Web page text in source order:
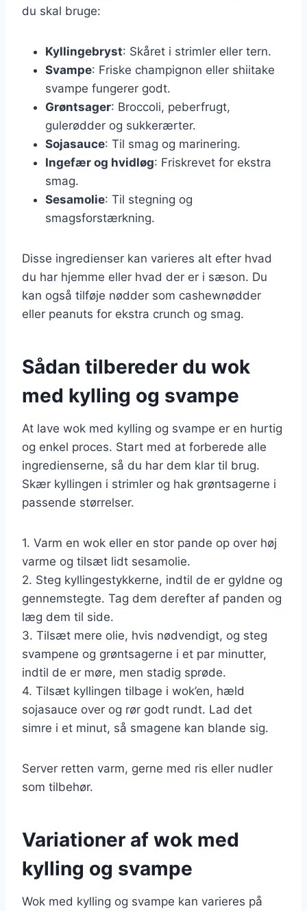
du skal bruge:
Kyllingebryst: Skåret i strimler eller tern.
Svampe: Friske champignon eller shiitake
svampe fungerer godt.
Grøntsager: Broccoli, peberfrugt,
gulerødder og sukkerærter.
Sojasauce: Til smag og marinering.
Ingefær og hvidløg: Friskrevet for ekstra
smag.
Sesamolie: Til stegning og
smagsforstærkning.
Disse ingredienser kan varieres alt efter hvad
du har hjemme eller hvad der er i sæson. Du
kan også tilføje nødder som cashewnødder
eller peanuts for ekstra crunch og smag.
Sådan tilbereder du wok
med kylling og svampe
At lave wok med kylling og svampe er en hurtig
og enkel proces. Start med at forberede alle
ingredienserne, så du har dem klar til brug.
Skær kyllingen i strimler og hak grøntsagerne i
passende størrelser.
1. Varm en wok eller en stor pande op over høj
varme og tilsæt lidt sesamolie.
2. Steg kyllingestykkerne, indtil de er gyldne og
gennemstegte. Tag dem derefter af panden og
læg dem til side.
3. Tilsæt mere olie, hvis nødvendigt, og steg
svampene og grøntsagerne i et par minutter,
indtil de er møre, men stadig sprøde.
4. Tilsæt kyllingen tilbage i wok’en, hæld
sojasauce over og rør godt rundt. Lad det
simre i et minut, så smagene kan blande sig.
Server retten varm, gerne med ris eller nudler
som tilbehør.
Variationer af wok med
kylling og svampe
Wok med kylling og svampe kan varieres på